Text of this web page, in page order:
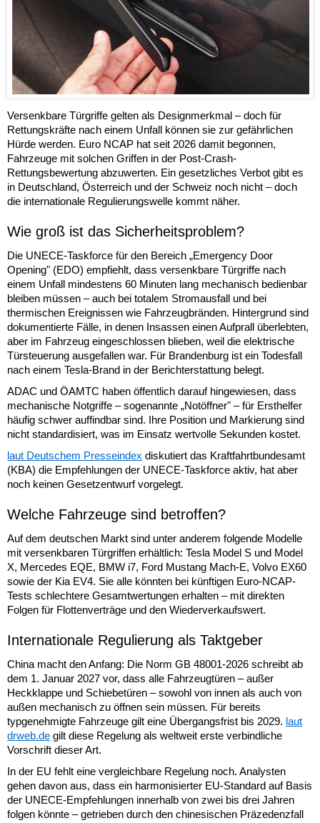
Versenkbare Türgriffe gelten als Designmerkmal – doch für
Rettungskräfte nach einem Unfall können sie zur gefährlichen
Hürde werden. Euro NCAP hat seit 2026 damit begonnen,
Fahrzeuge mit solchen Griffen in der Post-Crash-
Rettungsbewertung abzuwerten. Ein gesetzliches Verbot gibt es
in Deutschland, Österreich und der Schweiz noch nicht – doch
die internationale Regulierungswelle kommt näher.
Wie groß ist das Sicherheitsproblem?
Die UNECE-Taskforce für den Bereich „Emergency Door
Opening" (EDO) empfiehlt, dass versenkbare Türgriffe nach
einem Unfall mindestens 60 Minuten lang mechanisch bedienbar
bleiben müssen – auch bei totalem Stromausfall und bei
thermischen Ereignissen wie Fahrzeugbränden. Hintergrund sind
dokumentierte Fälle, in denen Insassen einen Aufprall überlebten,
aber im Fahrzeug eingeschlossen blieben, weil die elektrische
Türsteuerung ausgefallen war. Für Brandenburg ist ein Todesfall
nach einem Tesla-Brand in der Berichterstattung belegt.
ADAC und ÖAMTC haben öffentlich darauf hingewiesen, dass
mechanische Notgriffe – sogenannte „Notöffner" – für Ersthelfer
häufig schwer auffindbar sind. Ihre Position und Markierung sind
nicht standardisiert, was im Einsatz wertvolle Sekunden kostet.
laut Deutschem Presseindex diskutiert das Kraftfahrtbundesamt
(KBA) die Empfehlungen der UNECE-Taskforce aktiv, hat aber
noch keinen Gesetzentwurf vorgelegt.
Welche Fahrzeuge sind betroffen?
Auf dem deutschen Markt sind unter anderem folgende Modelle
mit versenkbaren Türgriffen erhältlich: Tesla Model S und Model
X, Mercedes EQE, BMW i7, Ford Mustang Mach-E, Volvo EX60
sowie der Kia EV4. Sie alle könnten bei künftigen Euro-NCAP-
Tests schlechtere Gesamtwertungen erhalten – mit direkten
Folgen für Flottenverträge und den Wiederverkaufswert.
Internationale Regulierung als Taktgeber
China macht den Anfang: Die Norm GB 48001-2026 schreibt ab
dem 1. Januar 2027 vor, dass alle Fahrzeugtüren – außer
Heckklappe und Schiebetüren – sowohl von innen als auch von
außen mechanisch zu öffnen sein müssen. Für bereits
typgenehmigte Fahrzeuge gilt eine Übergangsfrist bis 2029. laut
drweb.de gilt diese Regelung als weltweit erste verbindliche
Vorschrift dieser Art.
In der EU fehlt eine vergleichbare Regelung noch. Analysten
gehen davon aus, dass ein harmonisierter EU-Standard auf Basis
der UNECE-Empfehlungen innerhalb von zwei bis drei Jahren
folgen könnte – getrieben durch den chinesischen Präzedenzfall